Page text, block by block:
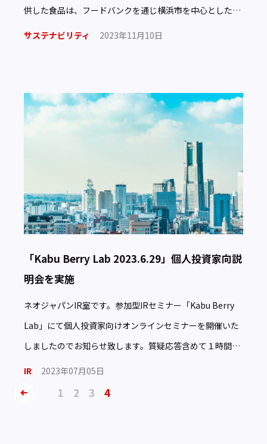
供した食品は、フードバンクを通じ横浜市を中心とした近
隣地域の必要なところへ届られます。ネオジャパンは引続
サステナビリティ 2023年11月10日
「Kabu Berry Lab 2023.6.29」個人投資家向説
明会を実施
ネオジャパンIR室です。参加型IRセミナー「Kabu Berry
Lab」にて個人投資家向けオンラインセミナーを開催いた
しましたのでお知らせ致します。質疑応答含めて１時間を
超える盛りだくさんな内容となっております。ぜひご […]
IR 2023年07月05日
1 2 3 4